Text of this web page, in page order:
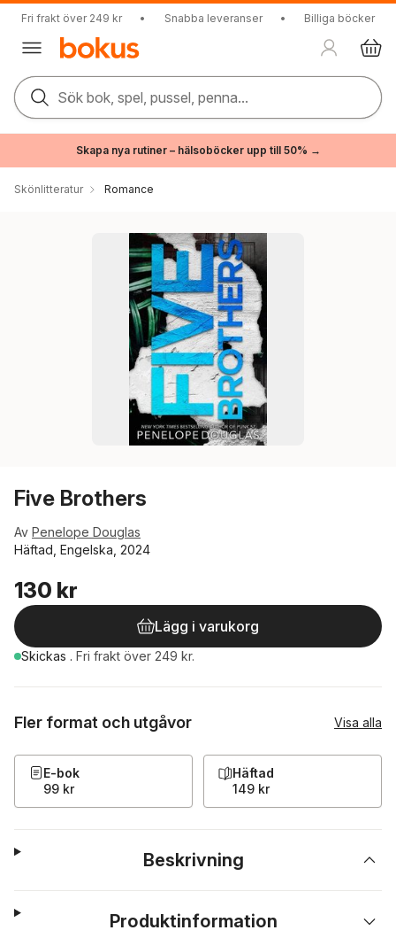
Fri frakt över 249 kr • Snabba leveranser • Billiga böcker
Sök bok, spel, pussel, penna...
Skapa nya rutiner – hälsoböcker upp till 50% →
Skönlitteratur Romance
Five Brothers
Av Penelope Douglas
Häftad, Engelska, 2024
130 kr
Lägg i varukorg
Skickas . Fri frakt över 249 kr.
Fler format och utgåvor Visa alla
E-bok
99 kr
Häftad
149 kr
Beskrivning
Produktinformation